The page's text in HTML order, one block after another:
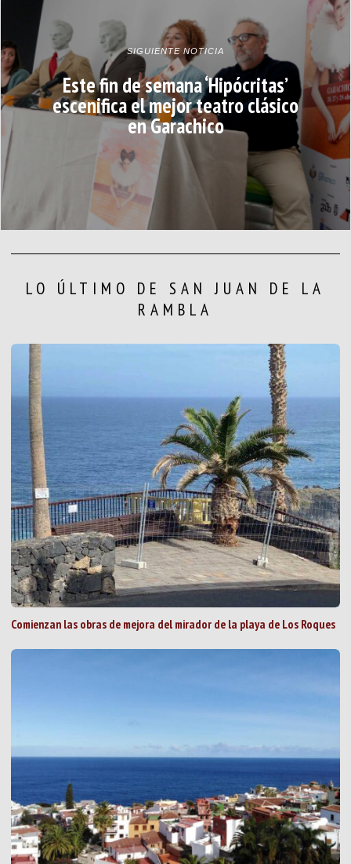
SIGUIENTE NOTICIA
Este fin de semana ‘Hipócritas’
escenifica el mejor teatro clásico
en Garachico
LO ÚLTIMO DE SAN JUAN DE LA
RAMBLA
Comienzan las obras de mejora del mirador de la playa de Los Roques